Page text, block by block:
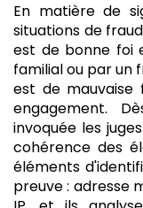
En matière de
situations de
est de bonne foi
familial ou par un
est de
engagement.
invoquée les
cohérence des
éléments
preuve : adresse